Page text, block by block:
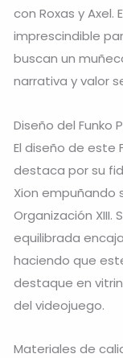
con Roxas y Axel.
imprescindible
buscan un
narrativa y valor
Diseño del Funko
El diseño de este
destaca por su
Xion empuñando
Organización XIII.
equilibrada
haciendo que
destaque en
del videojuego.
Materiales de